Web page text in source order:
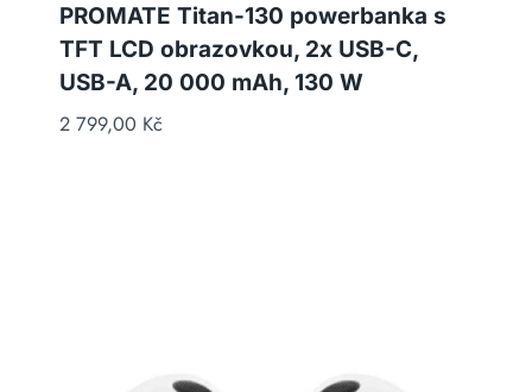
PROMATE Titan-130 powerbanka s
TFT LCD obrazovkou, 2x USB-C,
USB-A, 20 000 mAh, 130 W
2 799,00 Kč